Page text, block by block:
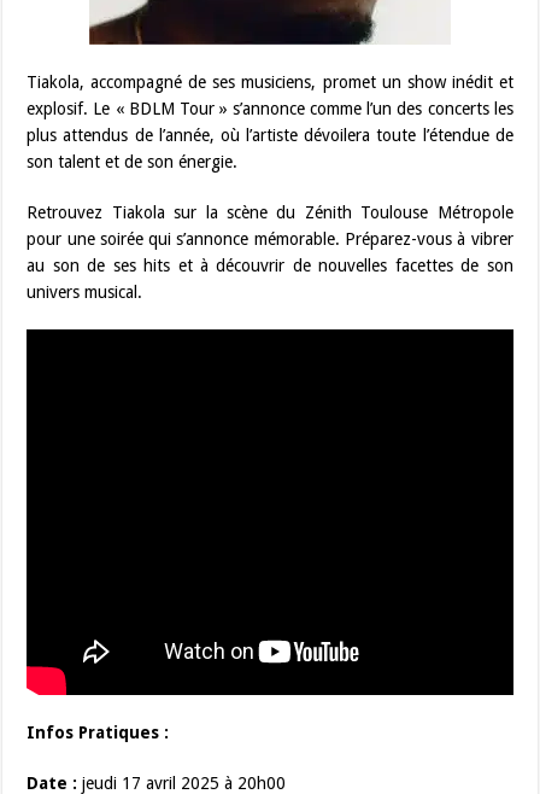
Tiakola, accompagné de ses musiciens, promet un show inédit et
explosif. Le « BDLM Tour » s’annonce comme l’un des concerts les
plus attendus de l’année, où l’artiste dévoilera toute l’étendue de
son talent et de son énergie.
Retrouvez Tiakola sur la scène du Zénith Toulouse Métropole
pour une soirée qui s’annonce mémorable. Préparez-vous à vibrer
au son de ses hits et à découvrir de nouvelles facettes de son
univers musical.
Infos Pratiques :
Date : jeudi 17 avril 2025 à 20h00